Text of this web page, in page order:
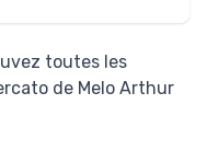
toutes les
de Melo Arthur